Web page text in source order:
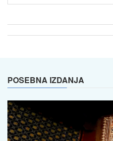
POSEBNA IZDANJA